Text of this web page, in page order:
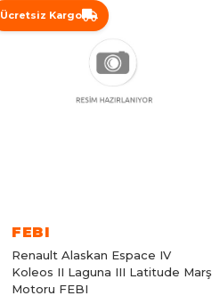
FEBI
Renault Alaskan Espace IV
Koleos II Laguna III Latitude Marş
Motoru FEBI
Ücretsiz Kargo